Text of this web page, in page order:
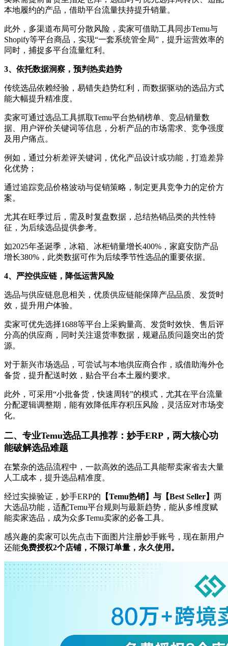
本地履约的产品，借助平台流量扶持提升销量。
此外，多渠道布局可分散风险，卖家可借助工具同步Temu与
Shopify等平台商品，实现“一套系统管全局”，提升运营效率的
同时，捕捉多平台流量红利。
3、依托数据洞察，预判热卖趋势
传统选品依赖经验，易错失趋势红利，而数据驱动的选品方式
能大幅提升精准度。
卖家可通过选品工具抓取Temu平台热销榜单、竞品销量数
据、用户评价关键词等信息，分析产品的市场需求、竞争强度
及用户痛点。
例如，通过分析差评关键词，优化产品设计或功能，打造差异
化优势；
通过追踪竞品价格波动与促销策略，制定更具竞争力的定价方
案。
尤其在旺季过后，需及时复盘数据，总结热销品类的共性特
征，为后续选品提供参考。
如2025年圣诞季，冰箱、冰柜销量增长400%，家庭安防产品
增长380%，此类数据可作为后续季节性选品的重要依据。
4、严控供应链，降低运营风险
选品与供应链息息相关，优质供应链能保障产品品质、发货时
效，提升用户体验。
卖家可优先选择1688等平台上采购量高、发货时效快、售后评
分高的供应商，同时关注退货率数据，规避品质问题突出的货
源。
对于新兴市场选品，可尝试与本地供应商合作，或借助海外仓
备货，提升配送时效，贴合平台本土履约要求。
此外，可采用“小批备货，快速周转”的模式，尤其在平台流量
分配逻辑调整期，能有效降低库存积压风险，灵活应对市场变
化。
二、专业Temu选品工具推荐：妙手ERP，两大核心功
能破解选品难题
在繁杂的选品流程中，一款高效的选品工具能帮卖家省去大量
人工成本，提升选品精准度。
经过实操验证，妙手ERP的 【Temu热销】与【Best Seller】 两
大选品功能，适配Temu平台规则与最新趋势，能从多维度赋
能卖家选品，成为众多Temu卖家的必备工具。
感兴趣的卖家可以先点击下面图片注册妙手账号，现在新用户
还能免费授权2个店铺，不限订单量，永久使用。